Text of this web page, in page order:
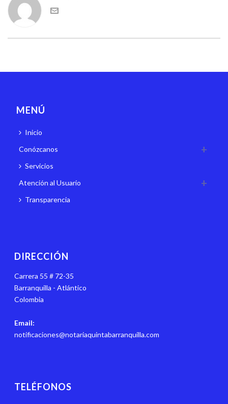
MENÚ
Inicio
Conózcanos
Servicios
Atención al Usuario
Transparencia
DIRECCIÓN
Carrera 55 # 72-35
Barranquilla - Atlántico
Colombia
Email:
notificaciones@notariaquintabarranquilla.com
TELÉFONOS